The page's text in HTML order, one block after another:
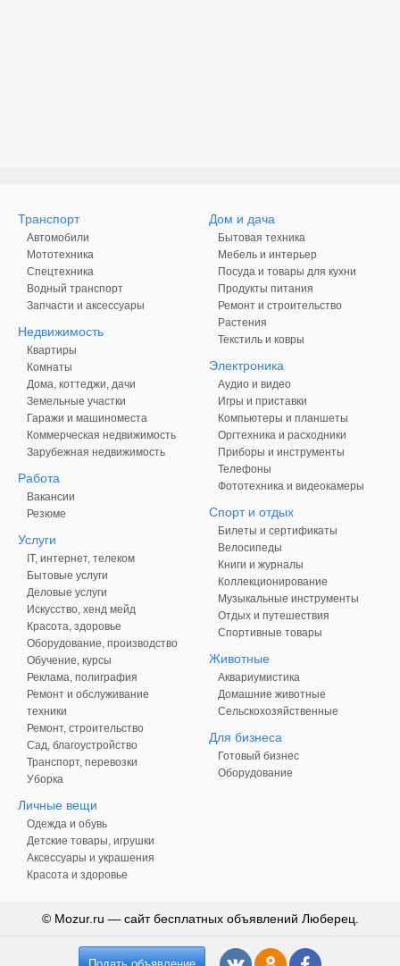
Транспорт
Автомобили
Мототехника
Спецтехника
Водный транспорт
Запчасти и аксессуары
Недвижимость
Квартиры
Комнаты
Дома, коттеджи, дачи
Земельные участки
Гаражи и машиноместа
Коммерческая недвижимость
Зарубежная недвижимость
Работа
Вакансии
Резюме
Услуги
IT, интернет, телеком
Бытовые услуги
Деловые услуги
Искусство, хенд мейд
Красота, здоровье
Оборудование, производство
Обучение, курсы
Реклама, полиграфия
Ремонт и обслуживание
техники
Ремонт, строительство
Сад, благоустройство
Транспорт, перевозки
Уборка
Личные вещи
Одежда и обувь
Детские товары, игрушки
Аксессуары и украшения
Красота и здоровье
Дом и дача
Бытовая техника
Мебель и интерьер
Посуда и товары для кухни
Продукты питания
Ремонт и строительство
Растения
Текстиль и ковры
Электроника
Аудио и видео
Игры и приставки
Компьютеры и планшеты
Оргтехника и расходники
Приборы и инструменты
Телефоны
Фототехника и видеокамеры
Спорт и отдых
Билеты и сертификаты
Велосипеды
Книги и журналы
Коллекционирование
Музыкальные инструменты
Отдых и путешествия
Спортивные товары
Животные
Аквариумистика
Домашние животные
Сельскохозяйственные
Для бизнеса
Готовый бизнес
Оборудование
© Mozur.ru — сайт бесплатных объявлений Люберец.